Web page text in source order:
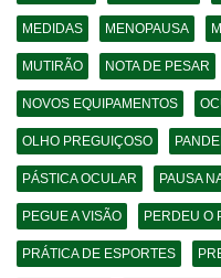
MEDIDAS MENOPAUSA
MUTIRÃO NOTA DE PESAR
NOVOS EQUIPAMENTOS
OLHO PREGUIÇOSO
PÁSTICA OCULAR PAUSA
PEGUE A VISÃO PERDEU O
PRÁTICA DE ESPORTES